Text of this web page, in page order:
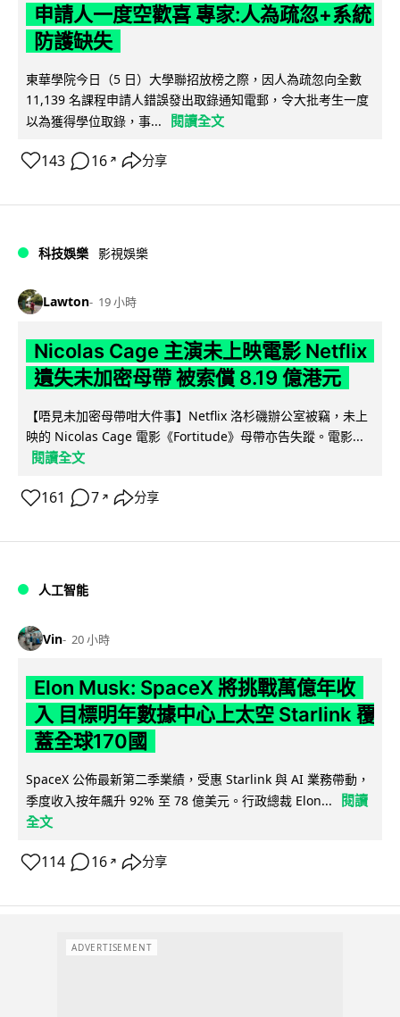
申請人一度空歡喜 專家:人為疏忽+系統
防護缺失
東華學院今日（5 日）大學聯招放榜之際，因人為疏忽向全數
11,139 名課程申請人錯誤發出取錄通知電郵，令大批考生一度
以為獲得學位取錄，事...
閱讀全文
143 16 ↗ 分享
科技娛樂 影視娛樂
Lawton 19 小時
Nicolas Cage 主演未上映電影 Netflix
遺失未加密母帶 被索償 8.19 億港元
【唔見未加密母帶咁大件事】Netflix 洛杉磯辦公室被竊，未上
映的 Nicolas Cage 電影《Fortitude》母帶亦告失蹤。電影...
閱讀全文
161 7 ↗ 分享
人工智能
Vin 20 小時
Elon Musk: SpaceX 將挑戰萬億年收
入 目標明年數據中心上太空 Starlink 覆
蓋全球170國
SpaceX 公佈最新第二季業績，受惠 Starlink 與 AI 業務帶動，
季度收入按年飆升 92% 至 78 億美元。行政總裁 Elon...
閱讀
全文
114 16 ↗ 分享
ADVERTISEMENT